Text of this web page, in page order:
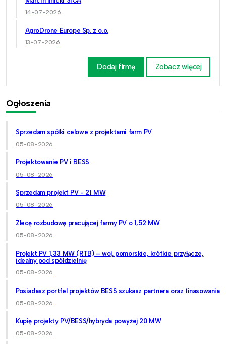
14-07-2026
AgroDrone Europe Sp. z o.o.
13-07-2026
Dodaj firmę Zobacz więcej
Ogłoszenia
Sprzedam spółki celowe z projektami farm PV
05-08-2026
Projektowanie PV i BESS
05-08-2026
Sprzedam projekt PV - 21 MW
05-08-2026
Zlecę rozbudowę pracującej farmy PV o 1,52 MW
05-08-2026
Projekt PV 1,33 MW (RTB) – woj. pomorskie, krótkie przyłącze,
idealny pod spółdzielnię
05-08-2026
Posiadasz portfel projektów BESS szukasz partnera oraz finasowania
05-08-2026
Kupię projekty PV/BESS/hybryda powyżej 20 MW
05-08-2026